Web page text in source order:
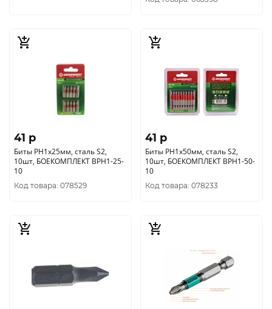
41 p
Биты PH1x25мм, сталь S2,
10шт, БОЕКОМПЛЕКТ BPH1-25-
10
Код товара: 078529
41 p
Биты PH1x50мм, сталь S2,
10шт, БОЕКОМПЛЕКТ BPH1-50-
10
Код товара: 078233